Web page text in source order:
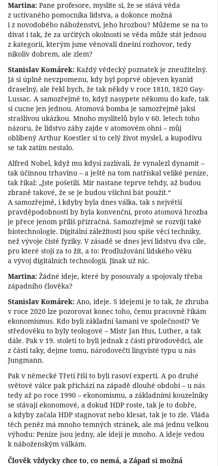
Martina: Pane profesore, myslíte si, že se stává věda
z uctívaného pomocníka lidstva, a dokonce možná
i z novodobého náboženství, jeho hrozbou? Můžeme se na to
dívat i tak, že za určitých okolností se věda může stát jednou
z kategorií, kterým jsme věnovali dnešní rozhovor, tedy
nikoliv dobrem, ale zlem?
Stanislav Komárek: Každý vědecký poznatek je zneužitelný.
Já si úplně nevzpomenu, kdy byl poprvé objeven kyanid
draselný, ale řekl bych, že tak někdy v roce 1810, 1820 Gay-
Lussac. A samozřejmě to, když nasypete někomu do kafe, tak
si cucne jen jednou. Atomová bomba je samozřejmě jaksi
strašlivou ukázkou. Mnoho myslitelů bylo v 60. letech toho
názoru, že lidstvo záhy zajde v atomovém ohni – můj
oblíbený Arthur Koestler si to celý život myslel, a kupodivu
se tak zatím nestalo.
Alfred Nobel, když mu kdysi zazlívali, že vynalezl dynamit –
tak účinnou trhavinu – a ještě na tom natřískal veliké peníze,
tak říkal: „Jste pošetilí. Mír nastane teprve tehdy, až budou
zbraně takové, že se je budou všichni bát použít.“
A samozřejmě, i kdyby byla dnes válka, tak s největší
pravděpodobností by byla konvenční, proto atomová hrozba
je přece jenom příliš přízračná. Samozřejmě se rozvíjí také
biotechnologie. Digitální záležitosti jsou spíše věcí techniky,
než vývoje čisté fyziky. V zásadě se dnes jeví lidstvu dva cíle,
pro které stojí za to žít, a to: Prodlužování lidského věku
a vývoj digitálních technologií. Jinak už nic.
Martina: Žádné ideje, které by posouvaly a spojovaly třeba
západního člověka?
Stanislav Komárek: Ano, ideje. S idejemi je to tak, že zhruba
v roce 2020 lze pozorovat konec toho, čemu pracovně říkám
ekonomismus. Kdo byli základní šamani ve společnosti? Ve
středověku to byly teologové – Mistr Jan Hus, Luther, a tak
dále. Pak v 19. století to byli jednak z části přírodovědci, ale
z části taky, dejme tomu, národovečtí lingvisté typu u nás
Jungmann.
Pak v německé Třetí říši to byli rasoví experti. A po druhé
světové válce pak přichází na západě dlouhé období – u nás
tedy až po roce 1990 – ekonomismu, a základními kouzelníky
se stávají ekonomové, a dokud HDP roste, tak je to dobře,
a kdyby začala HDP stagnovat nebo klesat, tak je to zle. Vláda
těch peněz má mnoho temných stránek, ale má jednu velkou
výhodu: Peníze jsou jedny, ale idejí je mnoho. A ideje vedou
k náboženským válkám.
Člověk vždycky chce to, co nemá, a Západ si možná